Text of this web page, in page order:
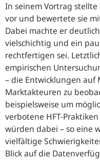
In seinem Vortrag stellte
vor und bewertete sie
Dabei machte er
vielschichtig und ein
rechtfertigen sei.
empirischen
– die Entwicklungen
Marktakteuren zu
beispielsweise um
verbotene HFT-
würden dabei – so eine
vielfältige
Blick auf die